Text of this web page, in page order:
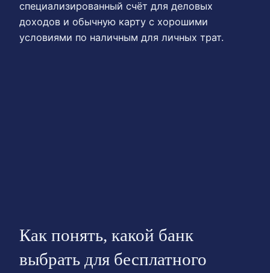
специализированный счёт для деловых
доходов и обычную карту с хорошими
условиями по наличным для личных трат.
Как понять, какой банк
выбрать для бесплатного